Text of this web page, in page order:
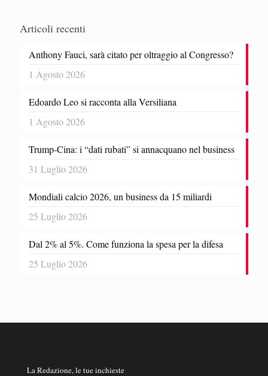
Articoli recenti
Anthony Fauci, sarà citato per oltraggio al Congresso?
1 Agosto 2026
Edoardo Leo si racconta alla Versiliana
1 Agosto 2026
Trump-Cina: i “dati rubati” si annacquano nel business
31 Luglio 2026
Mondiali calcio 2026, un business da 15 miliardi
25 Luglio 2026
Dal 2% al 5%. Come funziona la spesa per la difesa
25 Luglio 2026
La Redazione, le tue inchieste